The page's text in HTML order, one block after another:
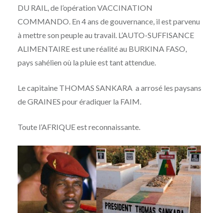
DU RAIL, de l’opération VACCINATION
COMMANDO. En 4 ans de gouvernance, il est parvenu
à mettre son peuple au travail. L’AUTO-SUFFISANCE
ALIMENTAIRE est une réalité au BURKINA FASO,
pays sahélien où la pluie est tant attendue.
Le capitaine THOMAS SANKARA a arrosé les paysans
de GRAINES pour éradiquer la FAIM.
Toute l’AFRIQUE est reconnaissante.